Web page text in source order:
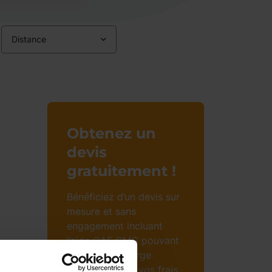
Distance
Obtenez un
devis
gratuitement !
Bénéficiez d’un devis sur
mesure et sans
engagement incluant
l’aide CAF CMG pouvant
prendre en charge
jusqu’à 85% de vos frais